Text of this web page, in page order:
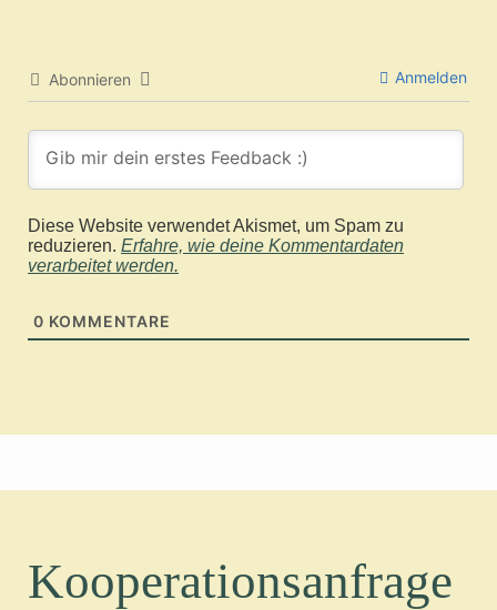
Abonnieren Anmelden
Diese Website verwendet Akismet, um Spam zu
reduzieren. Erfahre, wie deine Kommentardaten
verarbeitet werden.
0 KOMMENTARE
Kooperationsanfrage